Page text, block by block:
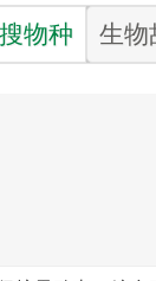
搜物种 生物